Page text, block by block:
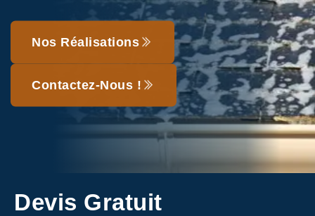
Nos Réalisations
Contactez-Nous !
Devis Gratuit